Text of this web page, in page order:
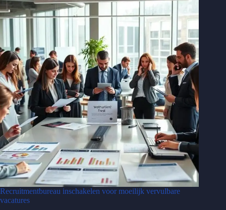
Recruitmentbureau inschakelen voor moeilijk vervulbare
vacatures